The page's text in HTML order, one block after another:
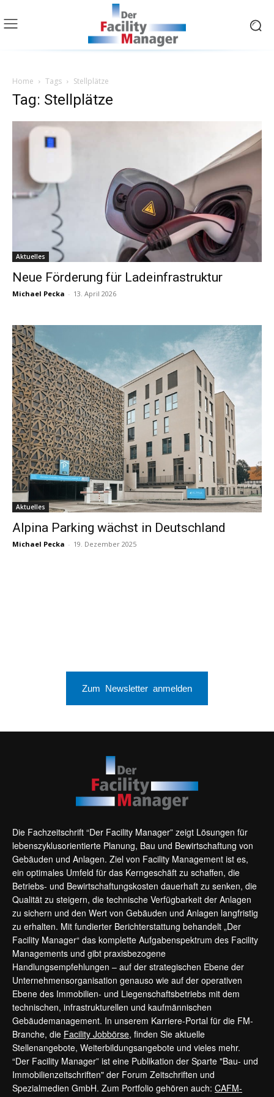
Home Tags Stellplätze
Tag: Stellplätze
Aktuelles
Neue Förderung für Ladeinfrastruktur
Michael Pecka - 13. April 2026
Aktuelles
Alpina Parking wächst in Deutschland
Michael Pecka - 19. Dezember 2025
Zum Newsletter anmelden
Die Fachzeitschrift “Der Facility Manager” zeigt Lösungen für
lebenszyklusorientierte Planung, Bau und Bewirtschaftung von
Gebäuden und Anlagen. Ziel von Facility Management ist es,
ein optimales Umfeld für das Kerngeschäft zu schaffen, die
Betriebs- und Bewirtschaftungskosten dauerhaft zu senken, die
Qualität zu steigern, die technische Verfügbarkeit der Anlagen
zu sichern und den Wert von Gebäuden und Anlagen langfristig
zu erhalten. Mit fundierter Berichterstattung behandelt „Der
Facility Manager“ das komplette Aufgabenspektrum des Facility
Managements und gibt praxisbezogene
Handlungsempfehlungen – auf der strategischen Ebene der
Unternehmensorganisation genauso wie auf der operativen
Ebene des Immobilien- und Liegenschaftsbetriebs mit dem
technischen, infrastrukturellen und kaufmännischen
Gebäudemanagement. In unserem Karriere-Portal für die FM-
Branche, die Facility Jobbörse, finden Sie aktuelle
Stellenangebote, Weiterbildungsangebote und vieles mehr.
“Der Facility Manager” ist eine Publikation der Sparte "Bau- und
Immobilienzeitschriften" der Forum Zeitschriften und
Spezialmedien GmbH. Zum Portfolio gehören auch: CAFM-